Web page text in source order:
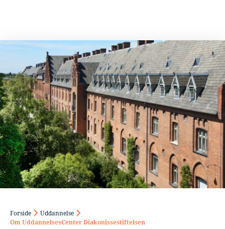
Forside
Uddannelse
Om UddannelsesCenter Diakonissestiftelsen